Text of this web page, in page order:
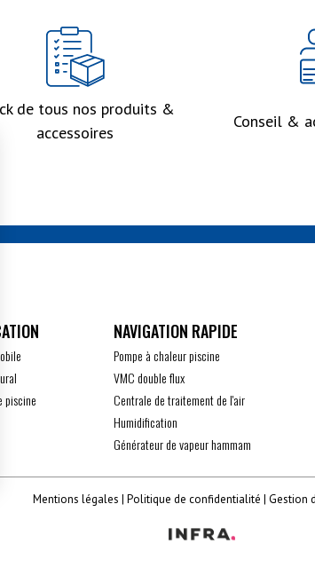
vos Options
de confidentialité, en
de tous nos produits &
accessoires
Conseil &
piscine
Pompe à chaleur piscine
VMC double flux
Centrale de traitement de l'air
Humidification
Générateur de vapeur hammam
Mentions légales Politique de confidentialité Gestion